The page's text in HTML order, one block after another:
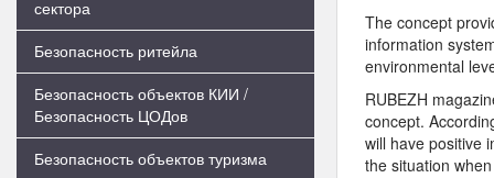
сектора
Безопасность ритейла
Безопасность объектов КИИ /
Безопасность ЦОДов
Безопасность объектов туризма
The concept
information
environmental
RUBEZH
concept.
will have positive
the situation